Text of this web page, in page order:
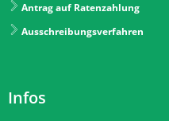
Antrag auf Ratenzahlung
Ausschreibungsverfahren
Infos